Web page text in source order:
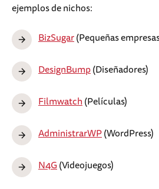
ejemplos de nichos:
BizSugar(Pequeñas
DesignBump(Diseñadores)
Filmwatch(Películas)
AdministrarWP(WordPress)
N4G(Videojuegos)